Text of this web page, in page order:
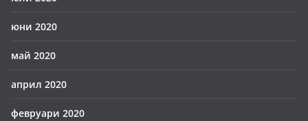
юни 2020
май 2020
април 2020
февруари 2020